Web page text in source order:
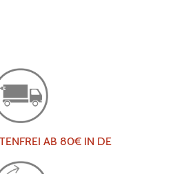
AB 80€ IN DE